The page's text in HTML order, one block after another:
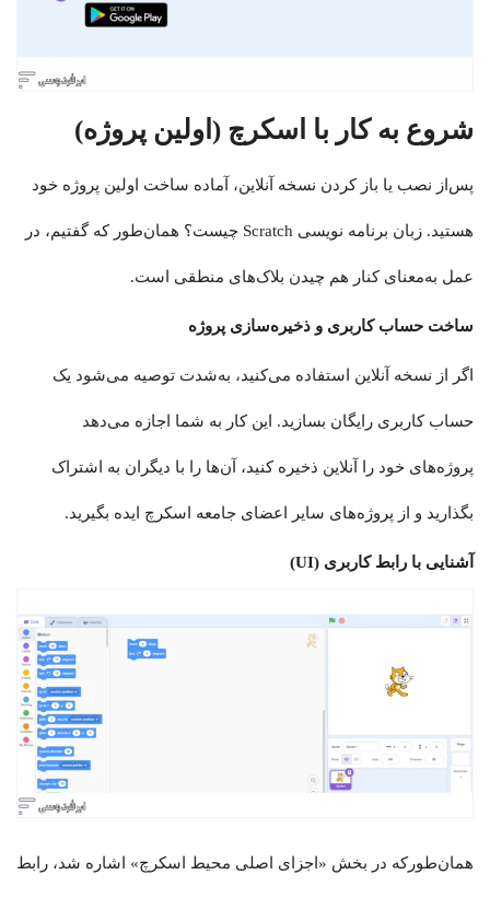
شروع به کار با اسکرچ (اولین پروژه)
پس‌از نصب یا باز کردن نسخه آنلاین، آماده ساخت اولین پروژه خود
هستید. زبان برنامه نویسی Scratch چیست؟ همان‌طور که گفتیم، در
عمل به‌معنای کنار هم چیدن بلاک‌های منطقی است.
ساخت حساب کاربری و ذخیره‌سازی پروژه
اگر از نسخه آنلاین استفاده می‌کنید، به‌شدت توصیه می‌شود یک
حساب کاربری رایگان بسازید. این کار به شما اجازه می‌دهد
پروژه‌های خود را آنلاین ذخیره کنید، آن‌ها را با دیگران به اشتراک
بگذارید و از پروژه‌های سایر اعضای جامعه اسکرچ ایده بگیرید.
آشنایی با رابط کاربری (UI)
همان‌طورکه در بخش «اجزای اصلی محیط اسکرچ» اشاره شد، رابط